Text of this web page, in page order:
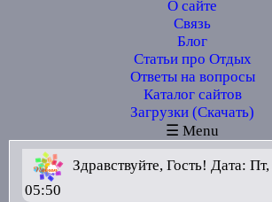
О сайте
Связь
Блог
Статьи про Отдых
Ответы на вопросы
Каталог сайтов
Загрузки (Скачать)
☰ Menu
Здравствуйте, Гость! Дата:
05:50